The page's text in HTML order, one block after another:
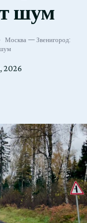
шум
Москва — Звенигород:
шум
2026